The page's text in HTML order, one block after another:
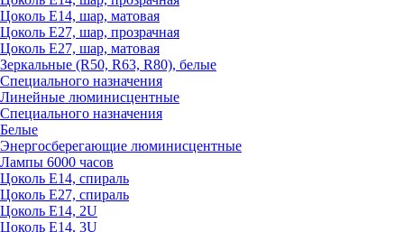
Цоколь Е14, шар, матовая
Цоколь Е27, шар, прозрачная
Цоколь Е27, шар, матовая
Зеркальные (R50, R63, R80), белые
Специального назначения
Линейные люминисцентные
Специального назначения
Белые
Энергосберегающие люминисцентные
Лампы 6000 часов
Цоколь Е14, спираль
Цоколь Е27, спираль
Цоколь Е14, 2U
Цоколь Е14, 3U